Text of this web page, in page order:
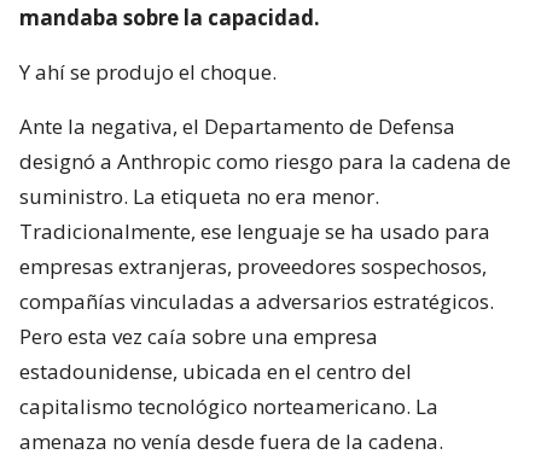
mandaba sobre la capacidad.
Y ahí se produjo el choque.
Ante la negativa, el Departamento de Defensa
designó a Anthropic como riesgo para la cadena de
suministro. La etiqueta no era menor.
Tradicionalmente, ese lenguaje se ha usado para
empresas extranjeras, proveedores sospechosos,
compañías vinculadas a adversarios estratégicos.
Pero esta vez caía sobre una empresa
estadounidense, ubicada en el centro del
capitalismo tecnológico norteamericano. La
amenaza no venía desde fuera de la cadena.